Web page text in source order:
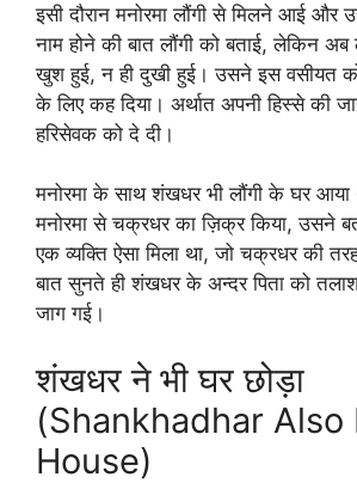
इसी दौरान मनोरमा लौंगी से मिलने आई और
नाम होने की बात लौंगी को बताई, लेकिन
खुश हुई, न ही दुखी हुई। उसने इस वसीयत
के लिए कह दिया। अर्थात अपनी हिस्से की
हरिसेवक को दे दी।
मनोरमा के साथ शंखधर भी लौंगी के घर आया
मनोरमा से चक्रधर का ज़िक्र किया, उसने
एक व्यक्ति ऐसा मिला था, जो चक्रधर की
बात सुनते ही शंखधर के अन्दर पिता को
जाग गई।
शंखधर ने भी घर छोड़ा
(Shankhadhar
House)